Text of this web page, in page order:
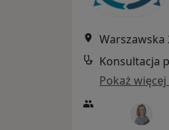
Warszawska
Konsultacja
Pokaż więcej